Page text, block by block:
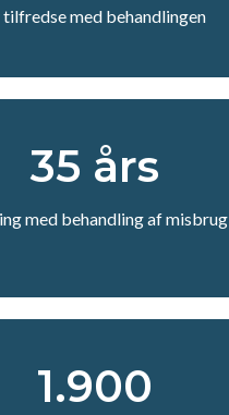
tilfredse med behandlingen
35 års
med behandling af misbrug
1.900